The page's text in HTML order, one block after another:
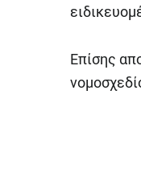
Επίσης